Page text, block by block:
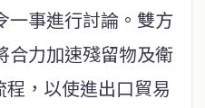
一事進行討論。雙方
合力加速殘留物及衛
，以使進出口貿易